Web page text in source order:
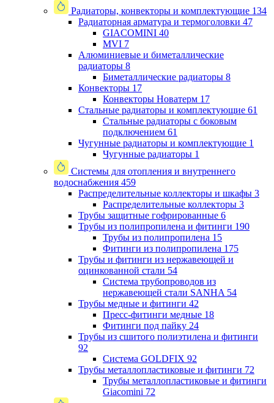
Радиаторы, конвекторы и комплектующие 134
Радиаторная арматура и термоголовки 47
GIACOMINI 40
MVI 7
Алюминиевые и биметаллические
радиаторы 8
Биметаллические радиаторы 8
Конвекторы 17
Конвекторы Новатерм 17
Стальные радиаторы и комплектующие 61
Стальные радиаторы с боковым
подключением 61
Чугунные радиаторы и комплектующие 1
Чугунные радиаторы 1
Системы для отопления и внутреннего
водоснабжения 459
Распределительные коллекторы и шкафы 3
Распределительные коллекторы 3
Трубы защитные гофрированные 6
Трубы из полипропилена и фитинги 190
Трубы из полипропилена 15
Фитинги из полипропилена 175
Трубы и фитинги из нержавеющей и
оцинкованной стали 54
Система трубопроводов из
нержавеющей стали SANHA 54
Трубы медные и фитинги 42
Пресс-фитинги медные 18
Фитинги под пайку 24
Трубы из сшитого полиэтилена и фитинги
92
Система GOLDFIX 92
Трубы металлопластиковые и фитинги 72
Трубы металлопластиковые и фитинги
Giacomini 72